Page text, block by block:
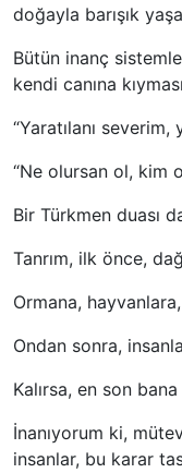
doğayla barışık
Bütün inanç
kendi canına
“Yaratılanı
“Ne olursan ol, kim
Bir Türkmen duası
Tanrım, ilk önce,
Ormana,
Ondan sonra,
Kalırsa, en son bana
İnanıyorum ki,
insanlar, bu karar